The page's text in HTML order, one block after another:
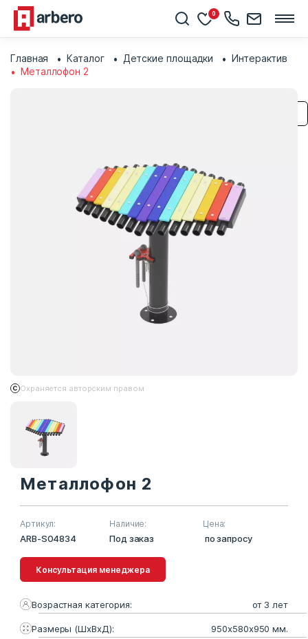
0
Главная Каталог Детские площадки
Интерактив
Металлофон 2
Охраняется авторским правом
Металлофон 2
Артикул:
ARB-S04834
Наличие:
Под заказ
Цена:
по запросу
Консультация менеджера
Возрастная категория: от 3 лет
Размеры (ШхВхД): 950х580х950 мм.